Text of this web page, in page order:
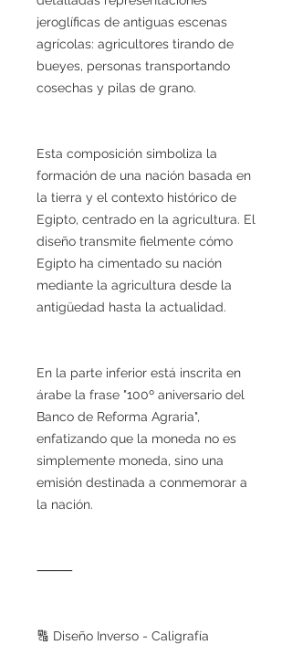
jeroglíficas de antiguas escenas
agrícolas: agricultores tirando de
bueyes, personas transportando
cosechas y pilas de grano.
Esta composición simboliza la
formación de una nación basada en
la tierra y el contexto histórico de
Egipto, centrado en la agricultura. El
diseño transmite fielmente cómo
Egipto ha cimentado su nación
mediante la agricultura desde la
antigüedad hasta la actualidad.
En la parte inferior está inscrita en
árabe la frase "100º aniversario del
Banco de Reforma Agraria",
enfatizando que la moneda no es
simplemente moneda, sino una
emisión destinada a conmemorar a
la nación.
⸻
🔠 Diseño Inverso - Caligrafía